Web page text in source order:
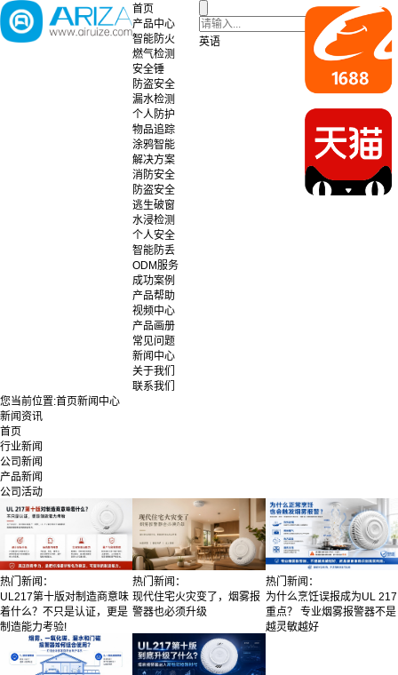
首页
产品中心
智能防火
燃气检测
安全锤
防盗安全
漏水检测
个人防护
物品追踪
涂鸦智能
解决方案
消防安全
防盗安全
逃生破窗
水浸检测
个人安全
智能防丢
ODM服务
成功案例
产品帮助
视频中心
产品画册
常见问题
新闻中心
关于我们
联系我们
英语
您当前位置:首页新闻中心
新闻资讯
首页
行业新闻
公司新闻
产品新闻
公司活动
热门新闻：
UL217第十版对制造商意味
着什么？不只是认证，更是
制造能力考验!
热门新闻：
现代住宅火灾变了，烟雾报
警器也必须升级
热门新闻：
为什么烹饪误报成为UL 217
重点？ 专业烟雾报警器不是
越灵敏越好